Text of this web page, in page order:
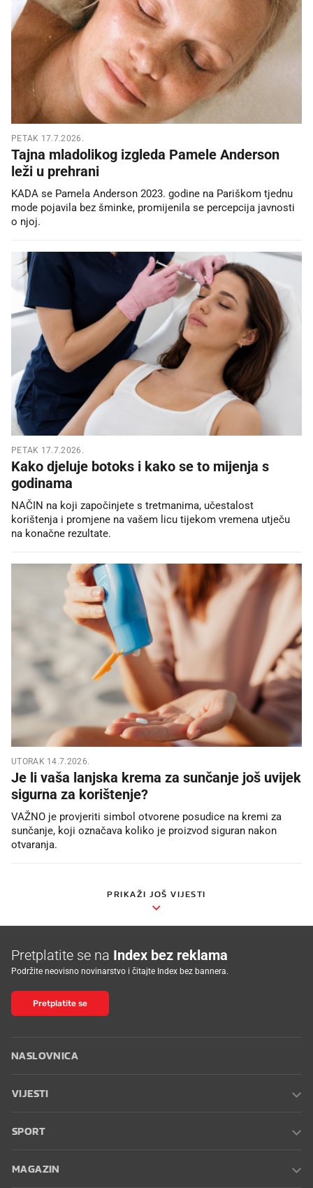
PETAK 17.7.2026.
Tajna mladolikog izgleda Pamele Anderson
leži u prehrani
KADA se Pamela Anderson 2023. godine na Pariškom tjednu
mode pojavila bez šminke, promijenila se percepcija javnosti
o njoj.
PETAK 17.7.2026.
Kako djeluje botoks i kako se to mijenja s
godinama
NAČIN na koji započinjete s tretmanima, učestalost
korištenja i promjene na vašem licu tijekom vremena utječu
na konačne rezultate.
UTORAK 14.7.2026.
Je li vaša lanjska krema za sunčanje još uvijek
sigurna za korištenje?
VAŽNO je provjeriti simbol otvorene posudice na kremi za
sunčanje, koji označava koliko je proizvod siguran nakon
otvaranja.
PRIKAŽI JOŠ VIJESTI
Pretplatite se na Index bez reklama
Podržite neovisno novinarstvo i čitajte Index bez bannera.
Pretplatite se
NASLOVNICA
VIJESTI
SPORT
MAGAZIN